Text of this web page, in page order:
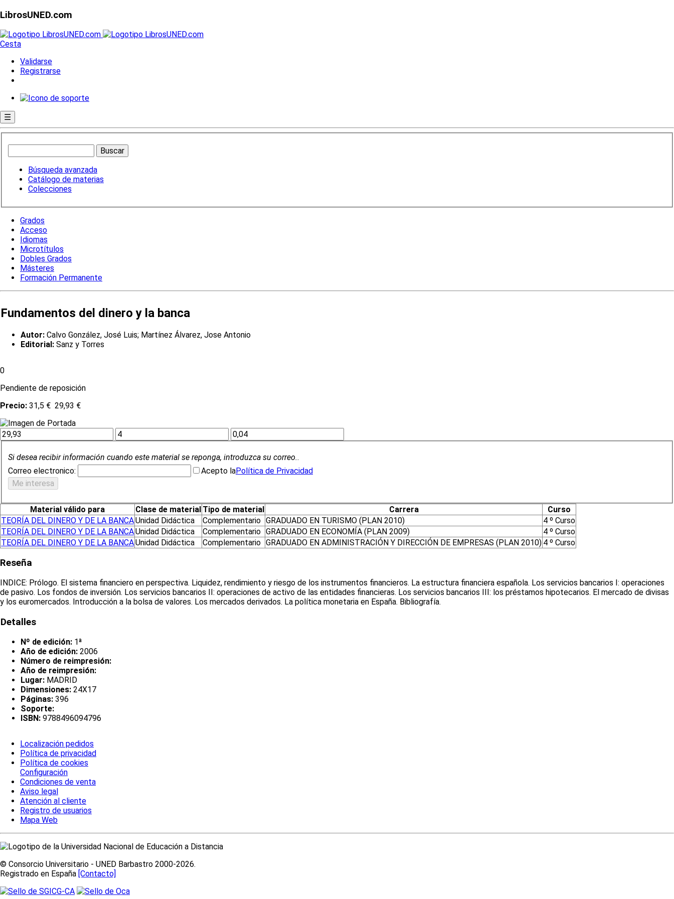
LibrosUNED.com
Cesta
Validarse
Registrarse
☰
Búsqueda avanzada
Catálogo de materias
Colecciones
Grados
Acceso
Idiomas
Microtítulos
Dobles Grados
Másteres
Formación Permanente
Fundamentos del dinero y la banca
Autor: Calvo González, José Luis; Martínez Álvarez, Jose Antonio
Editorial: Sanz y Torres
0
Pendiente de reposición
Precio: 31,5 € 29,93 €
Si desea recibir información cuando este material se reponga, introduzca su correo..
Correo electronico:
Acepto laPolítica de Privacidad
Material válido para Clase de material Tipo de material Carrera
Curso
TEORÍA DEL DINERO Y DE LA BANCAUnidad Didáctica Complementario GRADUADO EN TURISMO (PLAN 2010)
4 º Curso
TEORÍA DEL DINERO Y DE LA BANCAUnidad Didáctica Complementario GRADUADO EN ECONOMÍA (PLAN 2009)
4 º Curso
TEORÍA DEL DINERO Y DE LA BANCAUnidad Didáctica Complementario GRADUADO EN ADMINISTRACIÓN Y DIRECCIÓN DE EMPRESAS (PLAN 2010) 4 º Curso
Reseña
INDICE: Prólogo. El sistema financiero en perspectiva. Liquidez, rendimiento y riesgo de los instrumentos financieros. La estructura financiera española. Los servicios bancarios I: operaciones
de pasivo. Los fondos de inversión. Los servicios bancarios II: operaciones de activo de las entidades financieras. Los servicios bancarios III: los préstamos hipotecarios. El mercado de divisas
y los euromercados. Introducción a la bolsa de valores. Los mercados derivados. La política monetaria en España. Bibliografía.
Detalles
Nº de edición: 1ª
Año de edición: 2006
Número de reimpresión:
Año de reimpresión:
Lugar: MADRID
Dimensiones: 24X17
Páginas: 396
Soporte:
ISBN: 9788496094796
Localización pedidos
Política de privacidad
Política de cookies
Configuración
Condiciones de venta
Aviso legal
Atención al cliente
Registro de usuarios
Mapa Web
© Consorcio Universitario - UNED Barbastro 2000-2026.
Registrado en España [Contacto]